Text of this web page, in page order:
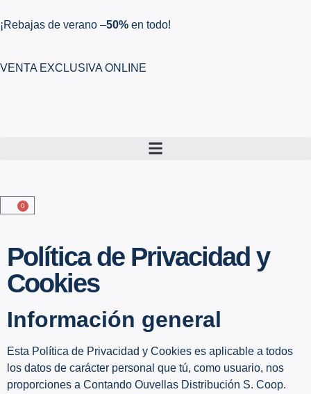
¡Rebajas de verano –50% en todo!
VENTA EXCLUSIVA ONLINE
0
Política de Privacidad y
Cookies
Información general
Esta Política de Privacidad y Cookies es aplicable a todos
los datos de carácter personal que tú, como usuario, nos
proporciones a Contando Ouvellas Distribución S. Coop.